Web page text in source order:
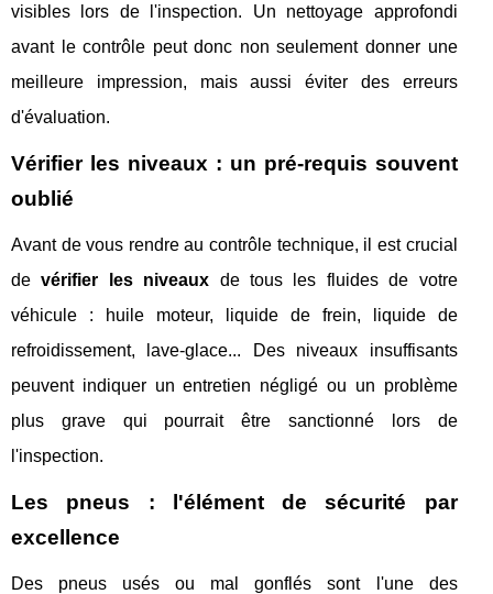
visibles lors de l'inspection. Un nettoyage approfondi
avant le contrôle peut donc non seulement donner une
meilleure impression, mais aussi éviter des erreurs
d'évaluation.
Vérifier les niveaux : un pré-requis souvent
oublié
Avant de vous rendre au contrôle technique, il est crucial
devérifier les niveaux de tous les fluides de votre
véhicule : huile moteur, liquide de frein, liquide de
refroidissement, lave-glace... Des niveaux insuffisants
peuvent indiquer un entretien négligé ou un problème
plus grave qui pourrait être sanctionné lors de
l'inspection.
Les pneus : l'élément de sécurité par
excellence
Des pneus usés ou mal gonflés sont l'une des